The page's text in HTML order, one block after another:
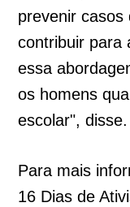
prevenir casos
contribuir para
essa
os homens
escolar", disse.
Para mais
16 Dias de